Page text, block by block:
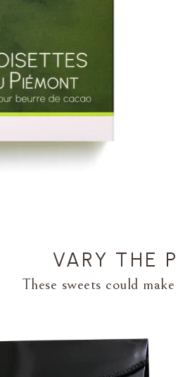
VARY THE
These sweets could